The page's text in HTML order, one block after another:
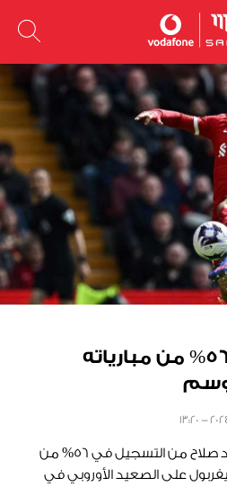
صلاح يسجل في 56% من مبارياته
تمكن نجمنا المصري محمد صلاح من التسجيل في 56% من
على الصعيد الأوروبي في